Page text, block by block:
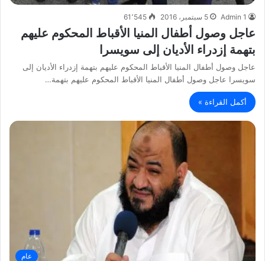
Admin 1 5 سبتمبر، 2016 61٬545
عاجل وصول أطفال المنيا الأقباط المحكوم عليهم
بتهمة إزدراء الأديان إلى سويسرا
عاجل وصول أطفال المنيا الأقباط المحكوم عليهم بتهمة إزدراء الأديان إلى
سويسرا عاجل وصول أطفال المنيا الأقباط المحكوم عليهم بتهمة…
أكمل القراءة »
عام